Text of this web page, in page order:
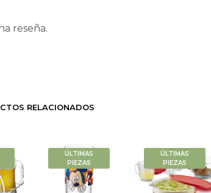
reseña.
RELACIONADOS
ÚLTIMAS
PIEZAS
ÚLTIMAS
PIEZAS